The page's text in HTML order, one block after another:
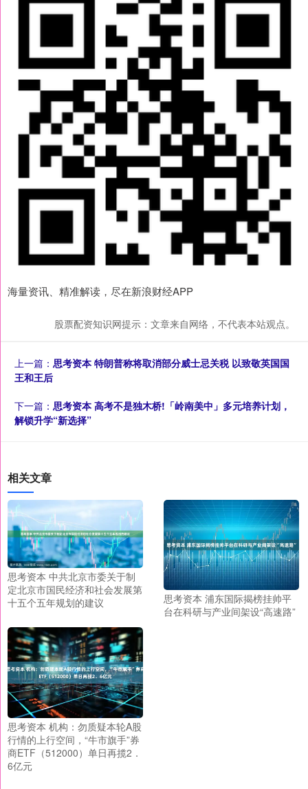
海量资讯、精准解读，尽在新浪财经APP
股票配资知识网提示：文章来自网络，不代表本站观点。
上一篇： 思考资本 特朗普称将取消部分威士忌关税 以致敬英国国
王和王后
下一篇： 思考资本 高考不是独木桥!「岭南美中」多元培养计划，
解锁升学“新选择”
相关文章
思考资本 中共北京市委关于制
定北京市国民经济和社会发展第
十五个五年规划的建议
思考资本 浦东国际揭榜挂帅平
台在科研与产业间架设“高速路”
思考资本 机构：勿质疑本轮A股
行情的上行空间，“牛市旗手”券
商ETF（512000）单日再揽2．
6亿元